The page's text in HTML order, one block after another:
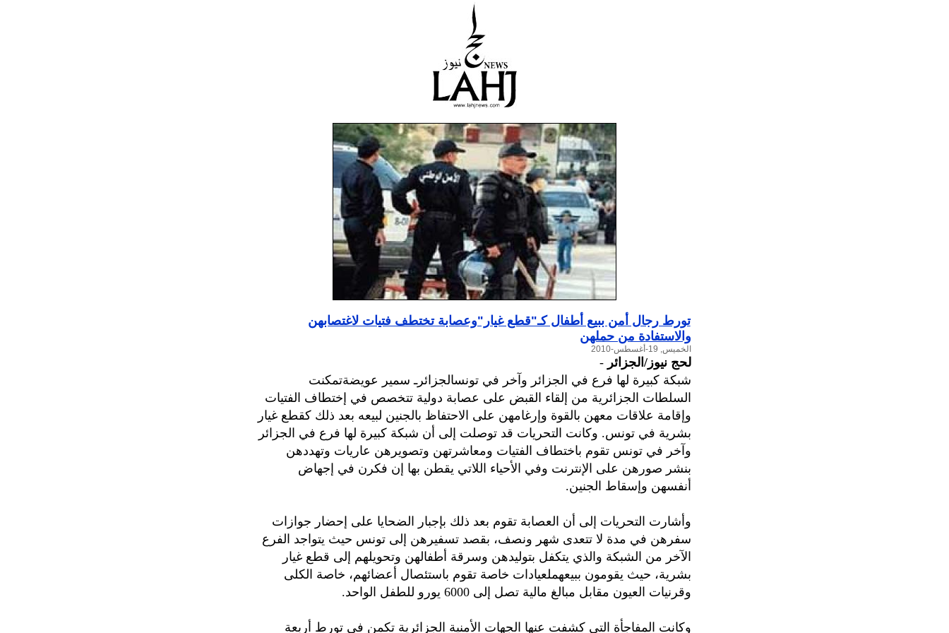
تورط رجال أمن ببيع أطفال كـ"قطع غيار"وعصابة تختطف فتيات لاغتصابهن
والاستفادة من حملهن
الخميس, 19-أغسطس-2010
لحج نيوز/الجزائر -
شبكة كبيرة لها فرع في الجزائر وآخر في تونسالجزائرـ سمير عويضةتمكنت
السلطات الجزائرية من إلقاء القبض على عصابة دولية تتخصص في إختطاف الفتيات
وإقامة علاقات معهن بالقوة وإرغامهن على الاحتفاظ بالجنين لبيعه بعد ذلك كقطع غيار
بشرية في تونس. وكانت التحريات قد توصلت إلى أن شبكة كبيرة لها فرع في الجزائر
وآخر في تونس تقوم باختطاف الفتيات ومعاشرتهن وتصويرهن عاريات وتهددهن
بنشر صورهن على الإنترنت وفي الأحياء اللاتي يقطن بها إن فكرن في إجهاض
أنفسهن وإسقاط الجنين.
وأشارت التحريات إلى أن العصابة تقوم بعد ذلك بإجبار الضحايا على إحضار جوازات
سفرهن في مدة لا تتعدى شهر ونصف، بقصد تسفيرهن إلى تونس حيث يتواجد الفرع
الآخر من الشبكة والذي يتكفل بتوليدهن وسرقة أطفالهن وتحويلهم إلى قطع غيار
بشرية، حيث يقومون ببيعهملعيادات خاصة تقوم باستئصال أعضائهم، خاصة الكلى
وقرنيات العيون مقابل مبالغ مالية تصل إلى 6000 يورو للطفل الواحد.
وكانت المفاجأة التي كشفت عنها الجهات الأمنية الجزائرية تكمن في تورط أربعة